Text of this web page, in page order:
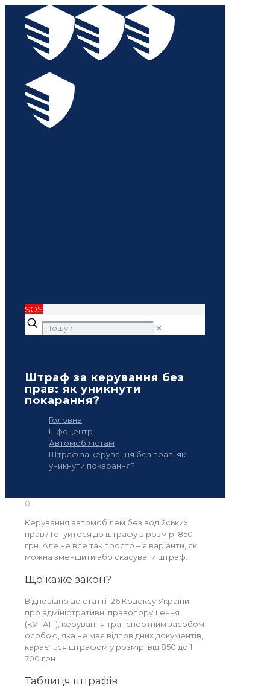
SOS
✕
Штраф за керування без
прав: як уникнути
покарання?
Головна
Інфоцентр
Автомобілістам
Штраф за керування без прав: як
уникнути покарання?
0
Керування автомобілем без водійських
прав? Готуйтеся до штрафу в розмірі 850
грн. Але не все так просто – є варіанти, як
можна зменшити або скасувати штраф.
Що каже закон?
Відповідно до статті 126 Кодексу України
про адміністративні правопорушення
(КУпАП), керування транспортним засобом
особою, яка не має відповідних документів,
карається штрафом у розмірі від 850 до 1
700 грн.
Таблиця штрафів